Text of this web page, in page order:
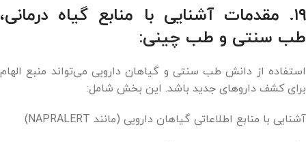
۱۹. مقدمات آشنایی با منابع گیاه درمانی،
طب سنتی و طب چینی:
استفاده از دانش طب سنتی و گیاهان دارویی می‌تواند منبع الهام
برای کشف داروهای جدید باشد. این بخش شامل:
آشنایی با منابع اطلاعاتی گیاهان دارویی (مانند NAPRALERT)